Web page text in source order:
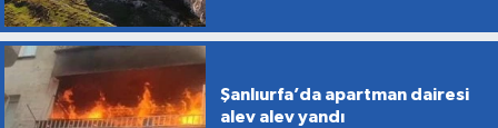
Şanlıurfa’da apartman dairesi
alev alev yandı